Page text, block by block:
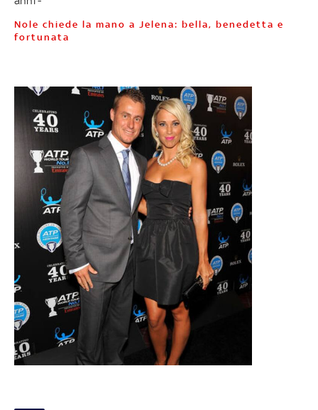
Nole chiede la mano a Jelena: bella, benedetta e
fortunata